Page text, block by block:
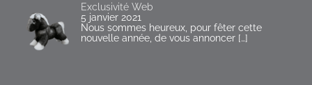
Exclusivité Web
5 janvier 2021
Nous sommes heureux, pour fêter cette
nouvelle année, de vous annoncer […]